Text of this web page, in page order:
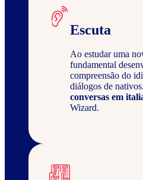
Escuta
Ao estudar uma
fundamental
compreensão do
diálogos de nativos.
conversas em
Wizard.